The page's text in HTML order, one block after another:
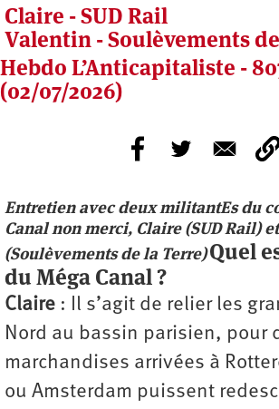
Claire - SUD Rail
Valentin - Soulèvements
Hebdo L’Anticapitaliste -
(02/07/2026)
Entretien avec deux militantEs du
Canal non merci, Claire (SUD Rail)
(Soulèvements de la Terre)Quel
du Méga Canal ?
Claire : Il s’agit de relier les
Nord au bassin parisien, pour
marchandises arrivées à
ou Amsterdam puissent